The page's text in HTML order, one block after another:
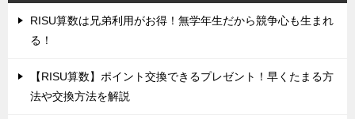
‌RISU算数は兄弟利用がお得！無学年生だから競争心も生まれ
る！
‌【RISU算数】ポイント交換できるプレゼント！早くたまる方
法や交換方法を解説